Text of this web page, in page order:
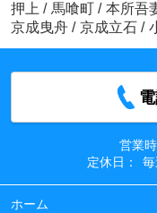
押上 / 馬喰町 / 本所吾
京成曳舟 / 京成立石 /
営業時
定休日：
ホーム